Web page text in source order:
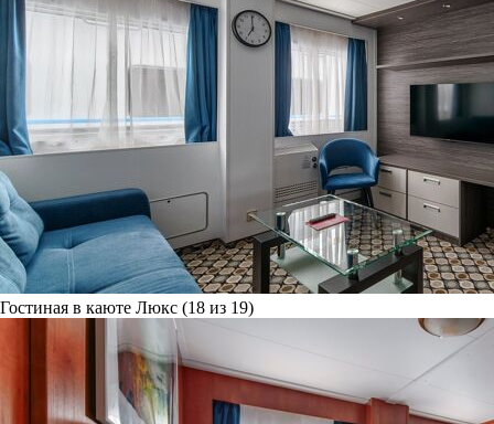
Гостиная в каюте Люкс (18 из 19)